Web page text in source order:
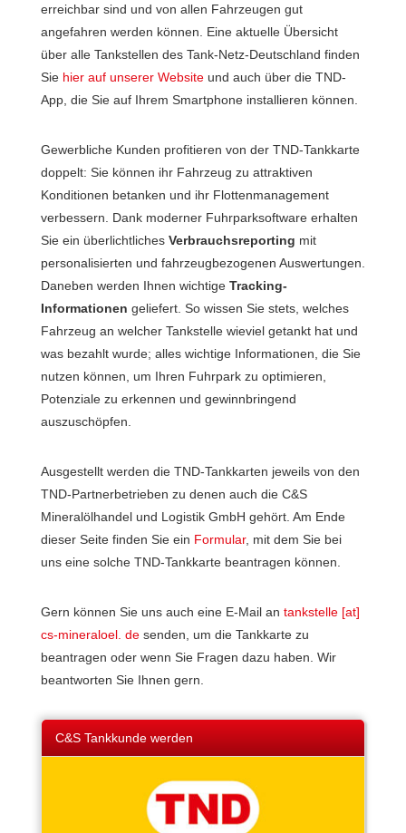
erreichbar sind und von allen Fahrzeugen gut
angefahren werden können. Eine aktuelle Übersicht
über alle Tankstellen des Tank-Netz-Deutschland finden
Sie hier auf unserer Website und auch über die TND-
App, die Sie auf Ihrem Smartphone installieren können.
Gewerbliche Kunden profitieren von der TND-Tankkarte
doppelt: Sie können ihr Fahrzeug zu attraktiven
Konditionen betanken und ihr Flottenmanagement
verbessern. Dank moderner Fuhrparksoftware erhalten
Sie ein überlichtliches Verbrauchsreporting mit
personalisierten und fahrzeugbezogenen Auswertungen.
Daneben werden Ihnen wichtige Tracking-
Informationen geliefert. So wissen Sie stets, welches
Fahrzeug an welcher Tankstelle wieviel getankt hat und
was bezahlt wurde; alles wichtige Informationen, die Sie
nutzen können, um Ihren Fuhrpark zu optimieren,
Potenziale zu erkennen und gewinnbringend
auszuschöpfen.
Ausgestellt werden die TND-Tankkarten jeweils von den
TND-Partnerbetrieben zu denen auch die C&S
Mineralölhandel und Logistik GmbH gehört. Am Ende
dieser Seite finden Sie ein Formular, mit dem Sie bei
uns eine solche TND-Tankkarte beantragen können.
Gern können Sie uns auch eine E-Mail an tankstelle [at]
cs-mineraloel. de senden, um die Tankkarte zu
beantragen oder wenn Sie Fragen dazu haben. Wir
beantworten Sie Ihnen gern.
C&S Tankkunde werden